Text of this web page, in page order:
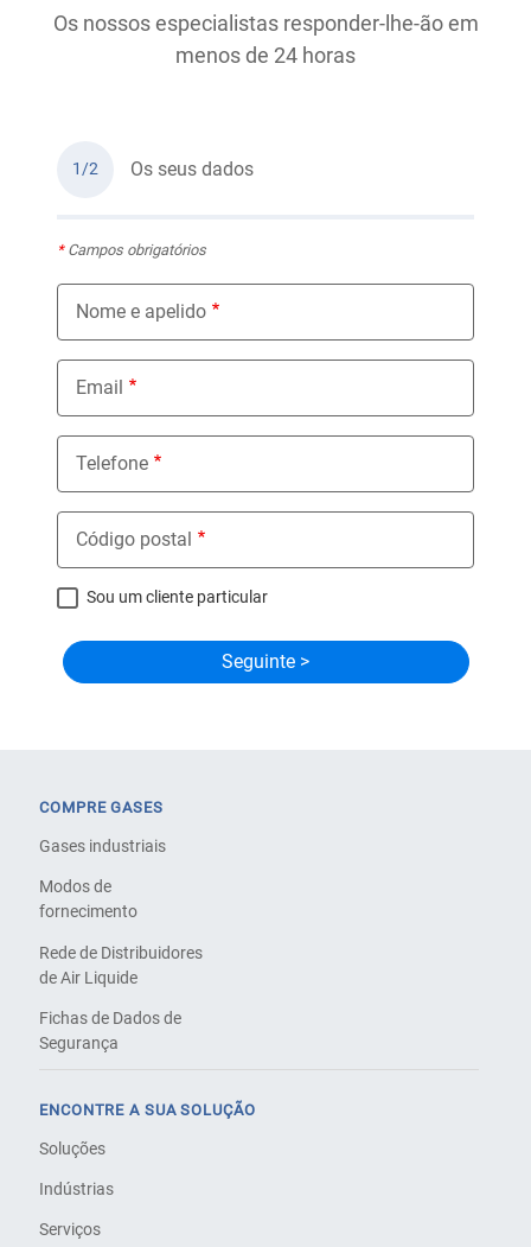
Os nossos especialistas responder-lhe-ão em
menos de 24 horas
1/2 Os seus dados
*Campos obrigatórios
Nome e apelido
Email
Telefone
Código postal
Sou um cliente particular
COMPRE GASES
Gases industriais
Modos de
fornecimento
Rede de Distribuidores
de Air Liquide
Fichas de Dados de
Segurança
ENCONTRE A SUA SOLUÇÃO
Soluções
Indústrias
Serviços